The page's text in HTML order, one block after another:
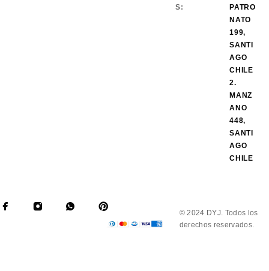
S:
PATRO
NATO
199,
SANTI
AGO
CHILE
2.
MANZ
ANO
448,
SANTI
AGO
CHILE
© 2024 DYJ. Todos los
derechos reservados.